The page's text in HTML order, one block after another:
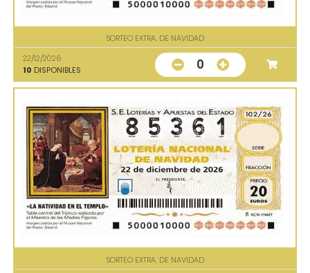
SORTEO EXTRA. DE NAVIDAD
22/12/2026
10 DISPONIBLES 0
SORTEO EXTRA. DE NAVIDAD